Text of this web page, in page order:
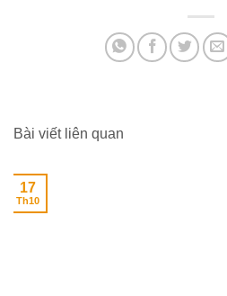
Bài viết liên quan
17
Th10